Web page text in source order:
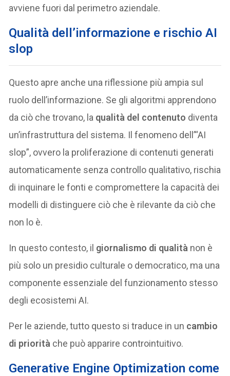
avviene fuori dal perimetro aziendale.
Qualità dell’informazione e rischio AI
slop
Questo apre anche una riflessione più ampia sul
ruolo dell’informazione. Se gli algoritmi apprendono
da ciò che trovano, la qualità del contenuto diventa
un’infrastruttura del sistema. Il fenomeno dell’“AI
slop”, ovvero la proliferazione di contenuti generati
automaticamente senza controllo qualitativo, rischia
di inquinare le fonti e compromettere la capacità dei
modelli di distinguere ciò che è rilevante da ciò che
non lo è.
In questo contesto, il giornalismo di qualità non è
più solo un presidio culturale o democratico, ma una
componente essenziale del funzionamento stesso
degli ecosistemi AI.
Per le aziende, tutto questo si traduce in un cambio
di priorità che può apparire controintuitivo.
Generative Engine Optimization come